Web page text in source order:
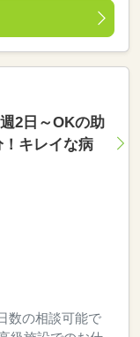
2日～OKの助
キレイな病
数の相談可能で